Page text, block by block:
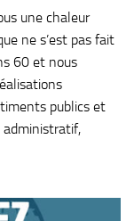
une chaleur
ne s’est pas fait
60 et nous
publics et
administratif,